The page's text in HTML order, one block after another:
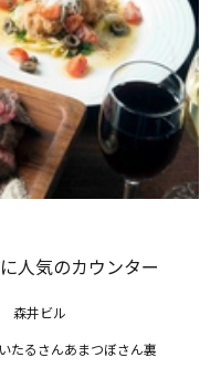
人気のカウンター
森井ビル
たるさんあまつぼさん裏